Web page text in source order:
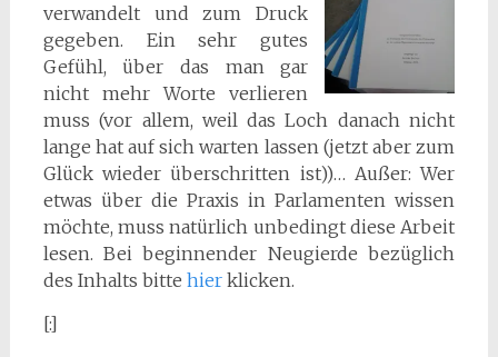
verwandelt und zum Druck
gegeben. Ein sehr gutes
Gefühl, über das man gar
nicht mehr Worte verlieren
muss (vor allem, weil das Loch danach nicht
lange hat auf sich warten lassen (jetzt aber zum
Glück wieder überschritten ist))… Außer: Wer
etwas über die Praxis in Parlamenten wissen
möchte, muss natürlich unbedingt diese Arbeit
lesen. Bei beginnender Neugierde bezüglich
des Inhalts bitte hierklicken.
[:]